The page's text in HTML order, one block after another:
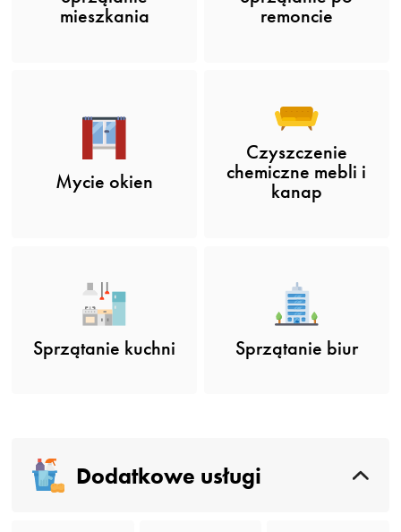
mieszkania
remoncie
Mycie okien
Czyszczenie
chemiczne mebli i
kanap
Sprzątanie kuchni Sprzątanie biur
Dodatkowe usługi